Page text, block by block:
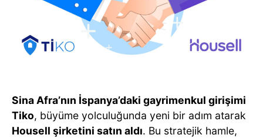
Sina Afra’nın İspanya’daki gayrimenkul girişimi
Tiko, büyüme yolculuğunda yeni bir adım atarak
Housell şirketini satın aldı. Bu stratejik hamle,